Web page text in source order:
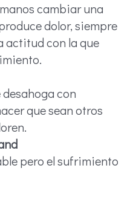
cambiar una
dolor, siempre
actitud con la que
desahoga con
que sean otros
pero el sufrimiento